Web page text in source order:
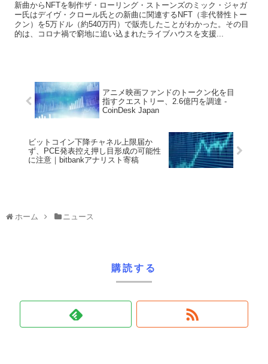
新曲からNFTを制作ザ・ローリング・ストーンズのミック・ジャガ
ー氏はデイヴ・クロール氏との新曲に関連するNFT（非代替性トー
クン）を5万ドル（約540万円）で販売したことがわかった。その目
的は、コロナ禍で窮地に追い込まれたライブハウスを支援...
アニメ映画ファンドのトークン化を目
指すクエストリー、2.6億円を調達 -
CoinDesk Japan
ビットコイン下降チャネル上限届か
ず、PCE発表控え押し目形成の可能性
に注意｜bitbankアナリスト寄稿
ホーム ニュース
購読する